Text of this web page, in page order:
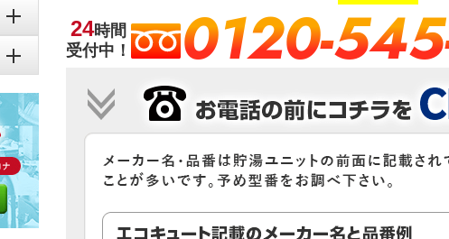
24時間
受付中！
0120-